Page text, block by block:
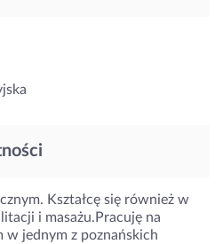
Kształcę się również w
i masażu.Pracuję na
w jednym z poznańskich